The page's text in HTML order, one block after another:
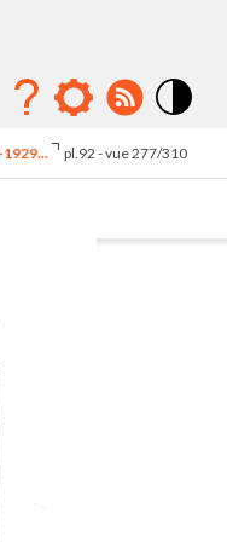
élévé
pl.92 - vue 277/310